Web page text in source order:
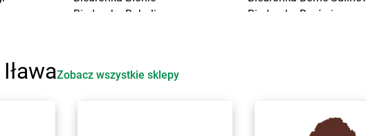
Biedronka
Bobolice
Biedronka Bochnia
Biedronka
Borówiec
Brwinów
Zobacz wszystkie sklepy